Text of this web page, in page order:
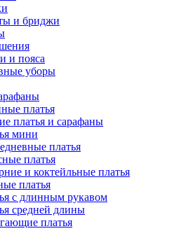
и бриджи
и пояса
уборы
платья
платья и сарафаны
мини
платья
платья
и коктейльные платья
платья
с длинным рукавом
средней длины
платья